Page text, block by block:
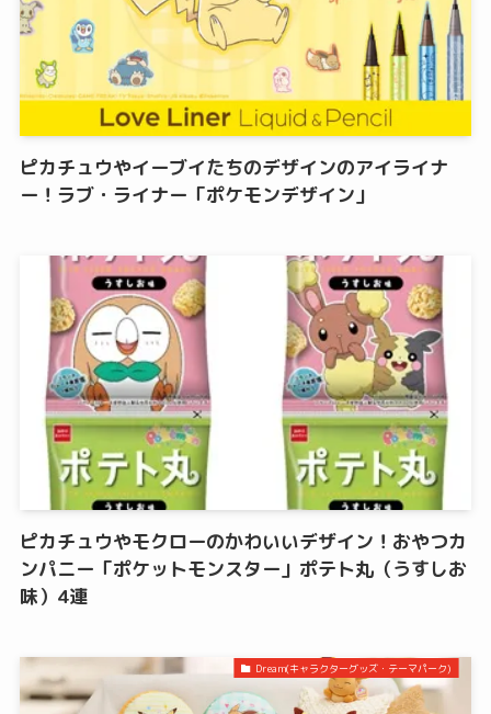
ピカチュウやイーブイたちのデザインのアイライナ
ー！ラブ・ライナー「ポケモンデザイン」
ピカチュウやモクローのかわいいデザイン！おやつカ
ンパニー「ポケットモンスター」ポテト丸（うすしお
味）4連
Dream(キャラクターグッズ・テーマパーク)